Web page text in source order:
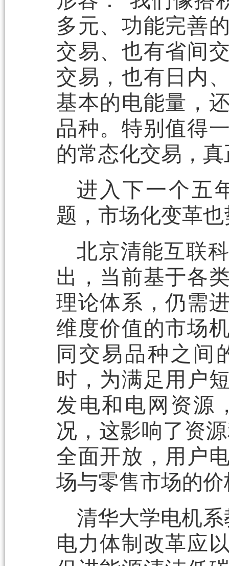
多元、功能完善
交易、也有省间
交易，也有日内
基本的电能量，
品种。特别值得
的常态化交易，真
进入下一个五
题，市场化变革
北京清能互联
出，当前基于各
理论体系，仍需
维度价值的市场
同交易品种之间
时，为满足用户
发电和电网资源
况，这影响了资
全面开放，用户
场与零售市场的
清华大学电机
电力体制改革应